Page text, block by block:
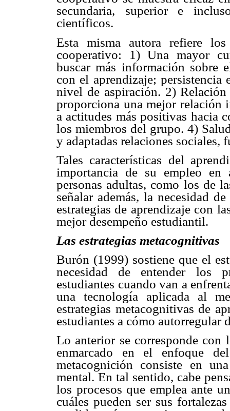
secundaria, superior e
científicos.
Esta misma autora refiere
cooperativo: 1) Una mayor
buscar más información sobre
con el aprendizaje;
nivel de aspiración. 2)
proporciona una mejor relación
a actitudes más positivas hacia
los miembros del grupo. 4)
y adaptadas relaciones sociales,
Tales características del
importancia de su empleo en
personas adultas, como los de
señalar además, la necesidad
estrategias de aprendizaje con
mejor desempeño estudiantil.
Las estrategias metacognitivas
Burón (1999) sostiene que el
necesidad de entender los
estudiantes cuando van a
una tecnología aplicada al
estrategias metacognitivas de
estudiantes a cómo autorregular
Lo anterior se corresponde con
enmarcado en el enfoque
metacognición consiste en
mental. En tal sentido, cabe
los procesos que emplea ante
cuáles pueden ser sus